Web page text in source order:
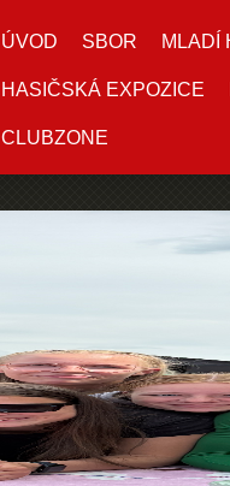
ÚVOD SBOR MLADÍ
HASIČSKÁ EXPOZICE
CLUBZONE